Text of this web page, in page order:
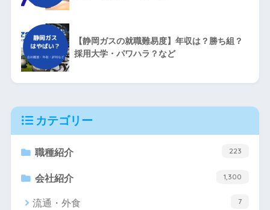
【静岡ガスの就職難易度】年収は？勝ち組？
採用大学・パワハラ？など
カテゴリー
職種紹介 223
会社紹介 1,300
流通・外食 7